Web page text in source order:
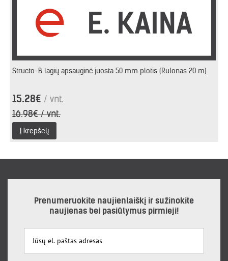
Structo-B lagių apsauginė juosta 50 mm plotis (Rulonas 20 m)
15.28€ / vnt.
16.98€ / vnt.
Į krepšelį
Prenumeruokite naujienlaiškį ir sužinokite
naujienas bei pasiūlymus pirmieji!